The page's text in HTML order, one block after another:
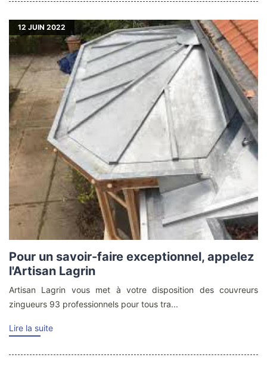
12 JUIN 2022
Pour un savoir-faire exceptionnel, appelez
l'Artisan Lagrin
Artisan Lagrin vous met à votre disposition des couvreurs
zingueurs 93 professionnels pour tous tra...
Lire la suite